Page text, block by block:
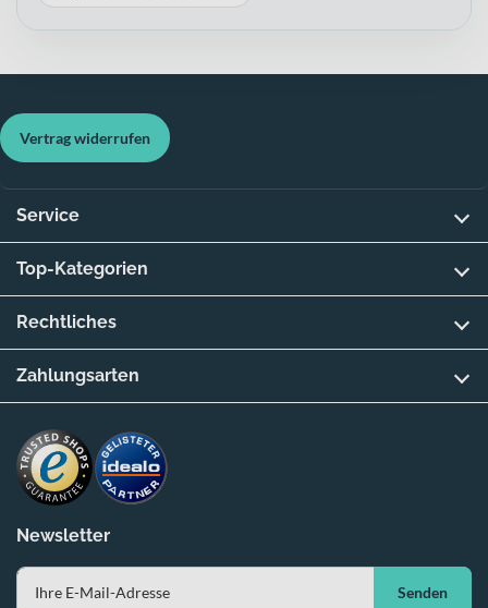
Newsletter
Senden
Vertrag widerrufen
Service
Top-Kategorien
Rechtliches
Zahlungsarten